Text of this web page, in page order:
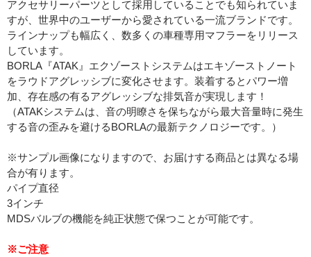
アクセサリーパーツとして採用していることでも知られていま
すが、世界中のユーザーから愛されている一流ブランドです。
ラインナップも幅広く、数多くの車種専用マフラーをリリース
しています。
BORLA『ATAK』エクゾーストシステムはエキゾーストノート
をラウドアグレッシブに変化させます。装着するとパワー増
加、存在感の有るアグレッシブな排気音が実現します！
（ATAKシステムは、音の明瞭さを保ちながら最大音量時に発生
する音の歪みを避けるBORLAの最新テクノロジーです。）
※サンプル画像になりますので、お届けする商品とは異なる場
合が有ります。
パイプ直径
3インチ
MDSバルブの機能を純正状態で保つことが可能です。
※ご注意